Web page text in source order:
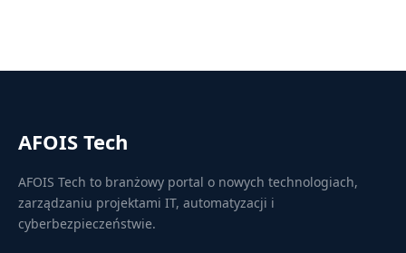
AFOIS Tech
AFOIS Tech to branżowy portal o nowych technologiach,
zarządzaniu projektami IT, automatyzacji i
cyberbezpieczeństwie.